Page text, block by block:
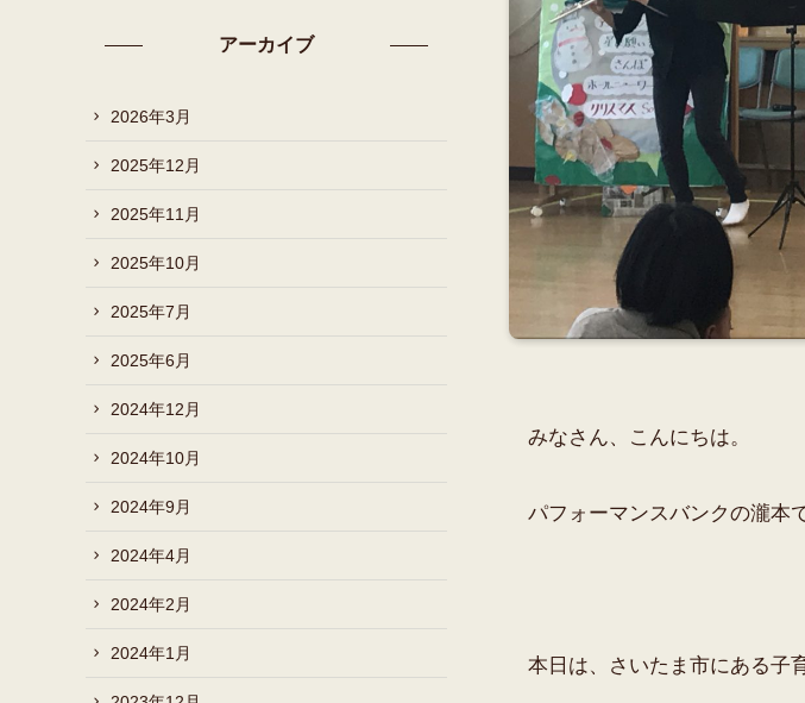
みなさん、こんにちは。
パフォーマンスバンクの瀧本
本日は、さいたま市にある子
アーカイブ
2026年3月
2025年12月
2025年11月
2025年10月
2025年7月
2025年6月
2024年12月
2024年10月
2024年9月
2024年4月
2024年2月
2024年1月